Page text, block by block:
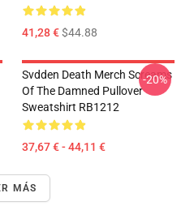
41,28 €$44.88
Svdden Death Merch Screams
Of The Damned Pullover
Sweatshirt RB1212
37,67 € - 44,11 €
-20%
MÁS